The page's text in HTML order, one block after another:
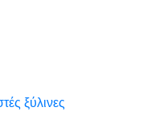
ξύλινες